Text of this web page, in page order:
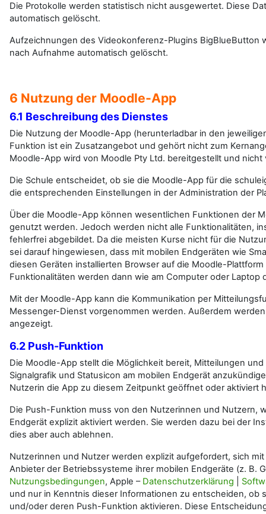
Die Protokolle werden statistisch nicht ausgewertet. Diese
automatisch gelöscht.
Aufzeichnungen des Videokonferenz-Plugins BigBlueButton
nach Aufnahme automatisch gelöscht.
6 Nutzung der Moodle-App
6.1 Beschreibung des Dienstes
Die Nutzung der Moodle-App (herunterladbar in den
Funktion ist ein Zusatzangebot und gehört nicht zum
Moodle-App wird von Moodle Pty Ltd. bereitgestellt und nicht
Die Schule entscheidet, ob sie die Moodle-App für die
die entsprechenden Einstellungen in der Administration der
Über die Moodle-App können wesentlichen Funktionen der
genutzt werden. Jedoch werden nicht alle Funktionalitäten,
fehlerfrei abgebildet. Da die meisten Kurse nicht für die
sei darauf hingewiesen, dass mit mobilen Endgeräten wie
diesen Geräten installierten Browser auf die Moodle-
Funktionalitäten werden dann wie am Computer oder Laptop
Mit der Moodle-App kann die Kommunikation per
Messenger-Dienst vorgenommen werden. Außerdem
angezeigt.
6.2 Push-Funktion
Die Moodle-App stellt die Möglichkeit bereit, Mitteilungen
Signalgrafik und Statusicon am mobilen Endgerät
Nutzerin die App zu diesem Zeitpunkt geöffnet oder aktiviert
Die Push-Funktion muss von den Nutzerinnen und Nutzern,
Endgerät explizit aktiviert werden. Sie werden dazu bei der
dies aber auch ablehnen.
Nutzerinnen und Nutzer werden explizit aufgefordert, sich
Anbieter der Betriebssysteme ihrer mobilen Endgeräte (z. B.
Nutzungsbedingungen, Apple – Datenschutzerklärung
und nur in Kenntnis dieser Informationen zu entscheiden, ob
und/oder deren Push-Funktion aktivieren. Diese